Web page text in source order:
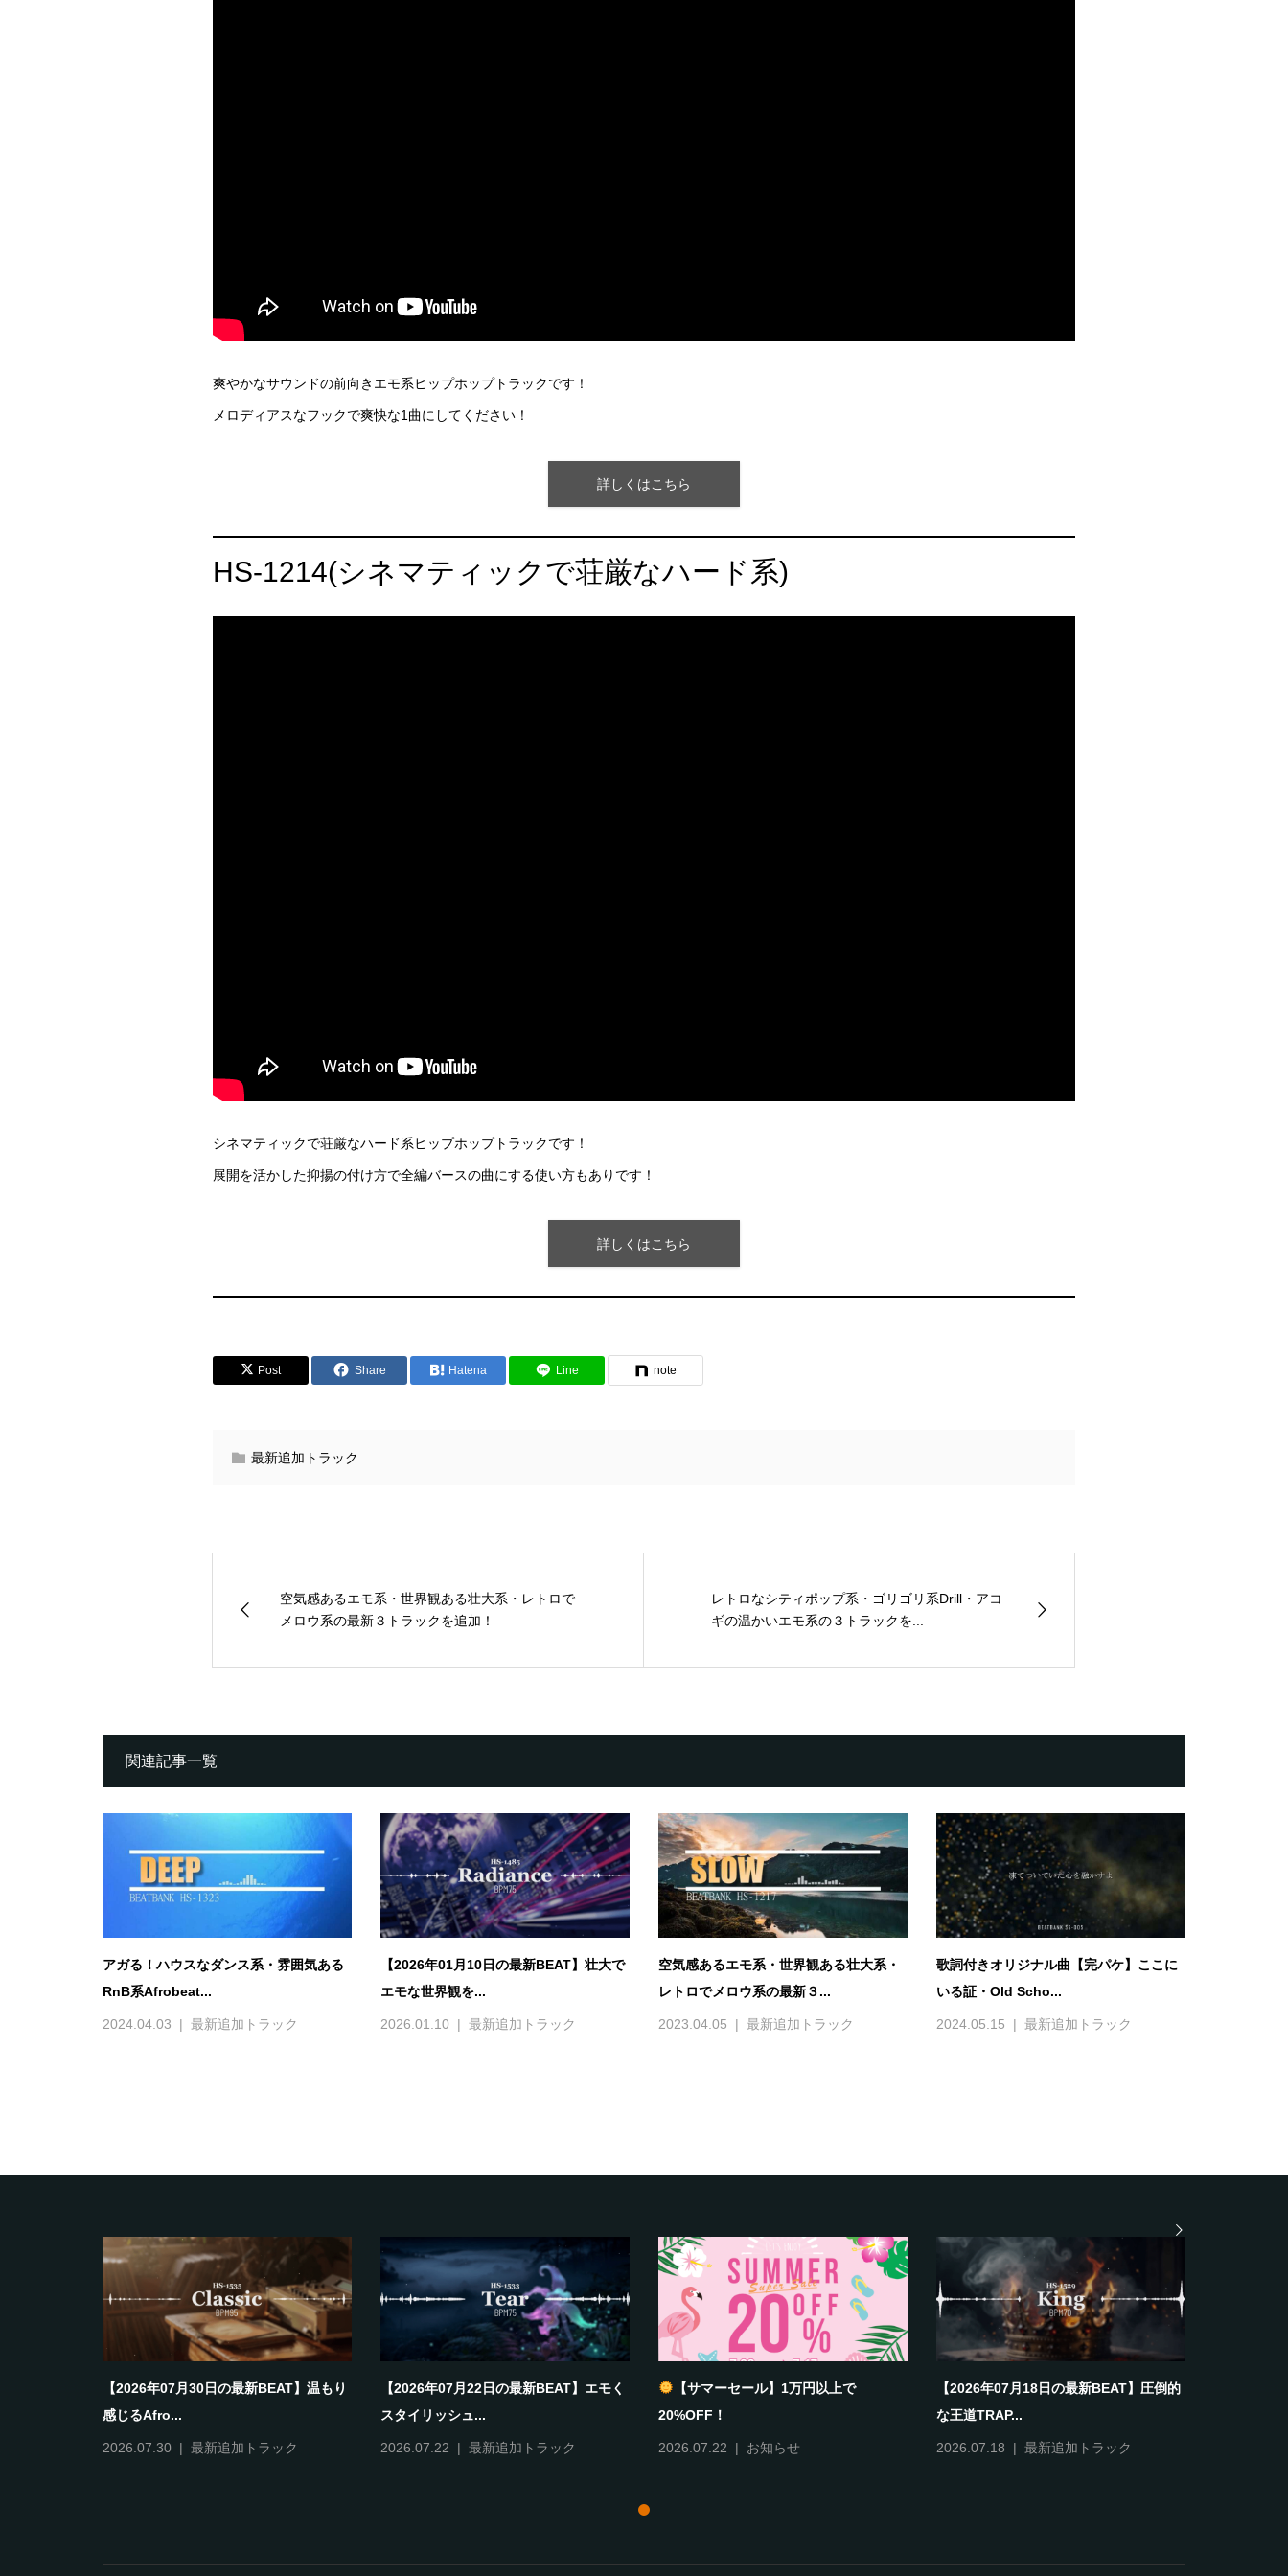
爽やかなサウンドの前向きエモ系ヒップホップトラックです！
メロディアスなフックで爽快な1曲にしてください！
詳しくはこちら
HS-1214(シネマティックで荘厳なハード系)
シネマティックで荘厳なハード系ヒップホップトラックです！
展開を活かした抑揚の付け方で全編バースの曲にする使い方もありです！
詳しくはこちら
Post Share Hatena Line note
最新追加トラック
空気感あるエモ系・世界観ある壮大系・レトロで
メロウ系の最新３トラックを追加！
レトロなシティポップ系・ゴリゴリ系Drill・アコ
ギの温かいエモ系の３トラックを...
関連記事一覧
アガる！ハウスなダンス系・雰囲気ある
RnB系Afrobeat...
2024.04.03 最新追加トラック
【2026年01月10日の最新BEAT】壮大で
エモな世界観を...
2026.01.10 最新追加トラック
空気感あるエモ系・世界観ある壮大系・
レトロでメロウ系の最新３...
2023.04.05 最新追加トラック
歌詞付きオリジナル曲【完パケ】ここに
いる証・Old Scho...
2024.05.15 最新追加トラック
【2026年07月30日の最新BEAT】温もり
感じるAfro...
2026.07.30 最新追加トラック
【2026年07月22日の最新BEAT】エモく
スタイリッシュ...
2026.07.22 最新追加トラック
【サマーセール】1万円以上で
20%OFF！
2026.07.22 お知らせ
【2026年07月18日の最新BEAT】圧倒的
な王道TRAP...
2026.07.18 最新追加トラック